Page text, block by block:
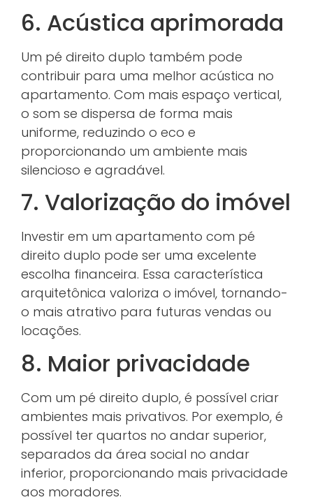
6. Acústica aprimorada
Um pé direito duplo também pode
contribuir para uma melhor acústica no
apartamento. Com mais espaço vertical,
o som se dispersa de forma mais
uniforme, reduzindo o eco e
proporcionando um ambiente mais
silencioso e agradável.
7. Valorização do imóvel
Investir em um apartamento com pé
direito duplo pode ser uma excelente
escolha financeira. Essa característica
arquitetônica valoriza o imóvel, tornando-
o mais atrativo para futuras vendas ou
locações.
8. Maior privacidade
Com um pé direito duplo, é possível criar
ambientes mais privativos. Por exemplo, é
possível ter quartos no andar superior,
separados da área social no andar
inferior, proporcionando mais privacidade
aos moradores.